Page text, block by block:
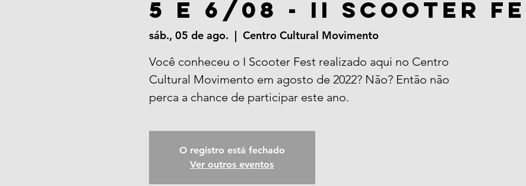
5 e 6/08 - II SCOOTER
sáb., 05 de ago.
  |
Centro Cultural Movimento
Você conheceu o I Scooter Fest realizado aqui no Centro
Cultural Movimento em agosto de 2022? Não? Então não
perca a chance de participar este ano.
O registro está fechado
Ver outros eventos